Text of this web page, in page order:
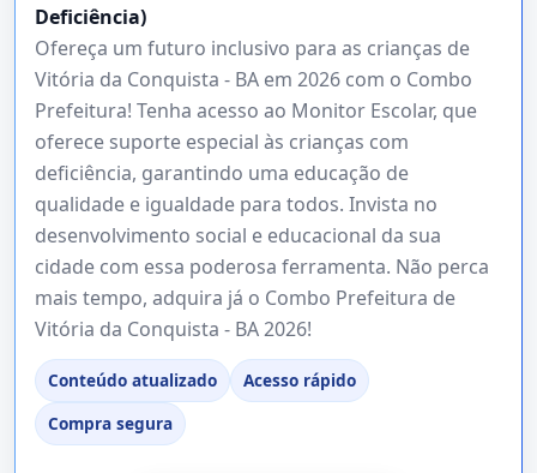
Deficiência)
Ofereça um futuro inclusivo para as crianças de
Vitória da Conquista - BA em 2026 com o Combo
Prefeitura! Tenha acesso ao Monitor Escolar, que
oferece suporte especial às crianças com
deficiência, garantindo uma educação de
qualidade e igualdade para todos. Invista no
desenvolvimento social e educacional da sua
cidade com essa poderosa ferramenta. Não perca
mais tempo, adquira já o Combo Prefeitura de
Vitória da Conquista - BA 2026!
Conteúdo atualizado
Acesso rápido
Compra segura